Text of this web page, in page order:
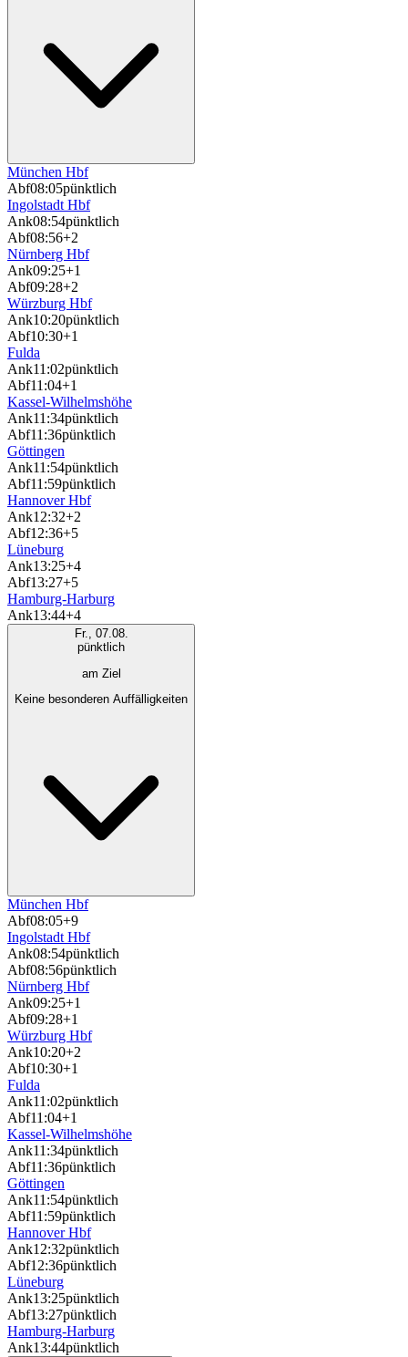
München Hbf
Abf08:05pünktlich
Ingolstadt Hbf
Ank08:54pünktlich
Abf08:56+2
Nürnberg Hbf
Ank09:25+1
Abf09:28+2
Würzburg Hbf
Ank10:20pünktlich
Abf10:30+1
Fulda
Ank11:02pünktlich
Abf11:04+1
Kassel-Wilhelmshöhe
Ank11:34pünktlich
Abf11:36pünktlich
Göttingen
Ank11:54pünktlich
Abf11:59pünktlich
Hannover Hbf
Ank12:32+2
Abf12:36+5
Lüneburg
Ank13:25+4
Abf13:27+5
Hamburg-Harburg
Ank13:44+4
Fr., 07.08.
pünktlich
am Ziel
Keine besonderen Auffälligkeiten
München Hbf
Abf08:05+9
Ingolstadt Hbf
Ank08:54pünktlich
Abf08:56pünktlich
Nürnberg Hbf
Ank09:25+1
Abf09:28+1
Würzburg Hbf
Ank10:20+2
Abf10:30+1
Fulda
Ank11:02pünktlich
Abf11:04+1
Kassel-Wilhelmshöhe
Ank11:34pünktlich
Abf11:36pünktlich
Göttingen
Ank11:54pünktlich
Abf11:59pünktlich
Hannover Hbf
Ank12:32pünktlich
Abf12:36pünktlich
Lüneburg
Ank13:25pünktlich
Abf13:27pünktlich
Hamburg-Harburg
Ank13:44pünktlich